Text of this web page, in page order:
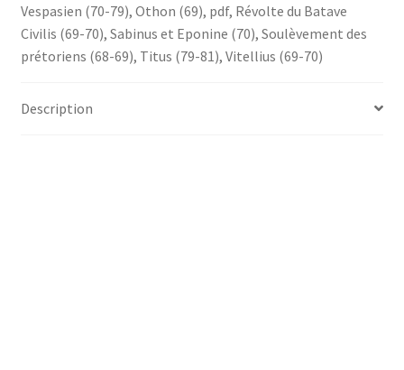
Vespasien (70-79), Othon (69), pdf, Révolte du Batave
Civilis (69-70), Sabinus et Eponine (70), Soulèvement des
prétoriens (68-69), Titus (79-81), Vitellius (69-70)
Description